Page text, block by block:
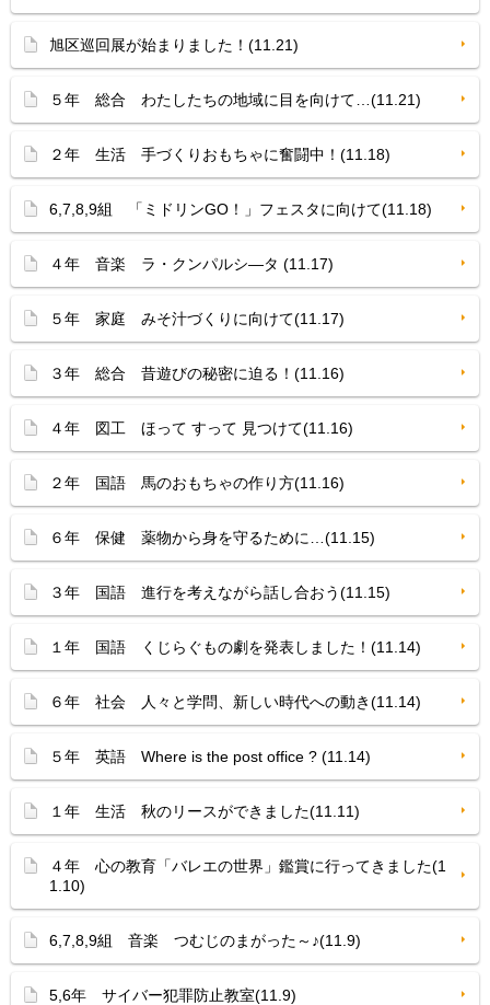
旭区巡回展が始まりました！(11.21)
５年 総合 わたしたちの地域に目を向けて…(11.21)
２年 生活 手づくりおもちゃに奮闘中！(11.18)
6,7,8,9組 「ミドリンGO！」フェスタに向けて(11.18)
４年 音楽 ラ・クンパルシ—タ (11.17)
５年 家庭 みそ汁づくりに向けて(11.17)
３年 総合 昔遊びの秘密に迫る！(11.16)
４年 図工 ほって すって 見つけて(11.16)
２年 国語 馬のおもちゃの作り方(11.16)
６年 保健 薬物から身を守るために…(11.15)
３年 国語 進行を考えながら話し合おう(11.15)
１年 国語 くじらぐもの劇を発表しました！(11.14)
６年 社会 人々と学問、新しい時代への動き(11.14)
５年 英語 Where is the post office ? (11.14)
１年 生活 秋のリースができました(11.11)
４年 心の教育「バレエの世界」鑑賞に行ってきました(1
1.10)
6,7,8,9組 音楽 つむじのまがった～♪(11.9)
5,6年 サイバー犯罪防止教室(11.9)